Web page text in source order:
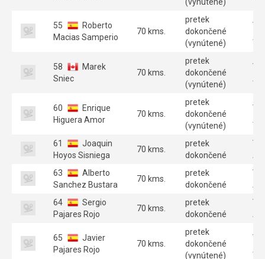
55
Roberto
Macias Samperio
70 kms.
pretek
dokončené
(vynútené)
A
58
Marek
Sniec
70 kms.
pretek
dokončené
(vynútené)
A
60
Enrique
Higuera Amor
70 kms.
pretek
dokončené
(vynútené)
A
61
Joaquin
Hoyos Sisniega
70 kms.
pretek
dokončené
A
63
Alberto
Sanchez Bustara
70 kms.
pretek
dokončené
A
64
Sergio
Pajares Rojo
70 kms.
pretek
dokončené
A
65
Javier
Pajares Rojo
70 kms.
pretek
dokončené
(vynútené)
A